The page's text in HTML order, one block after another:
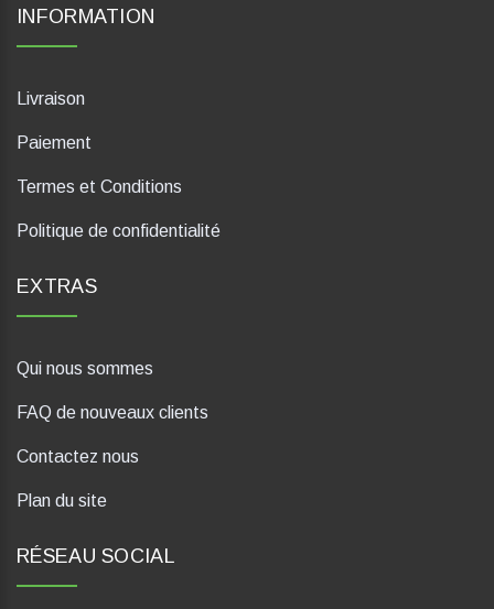
INFORMATION
Livraison
Paiement
Termes et Conditions
Politique de confidentialité
EXTRAS
Qui nous sommes
FAQ de nouveaux clients
Contactez nous
Plan du site
RÉSEAU SOCIAL